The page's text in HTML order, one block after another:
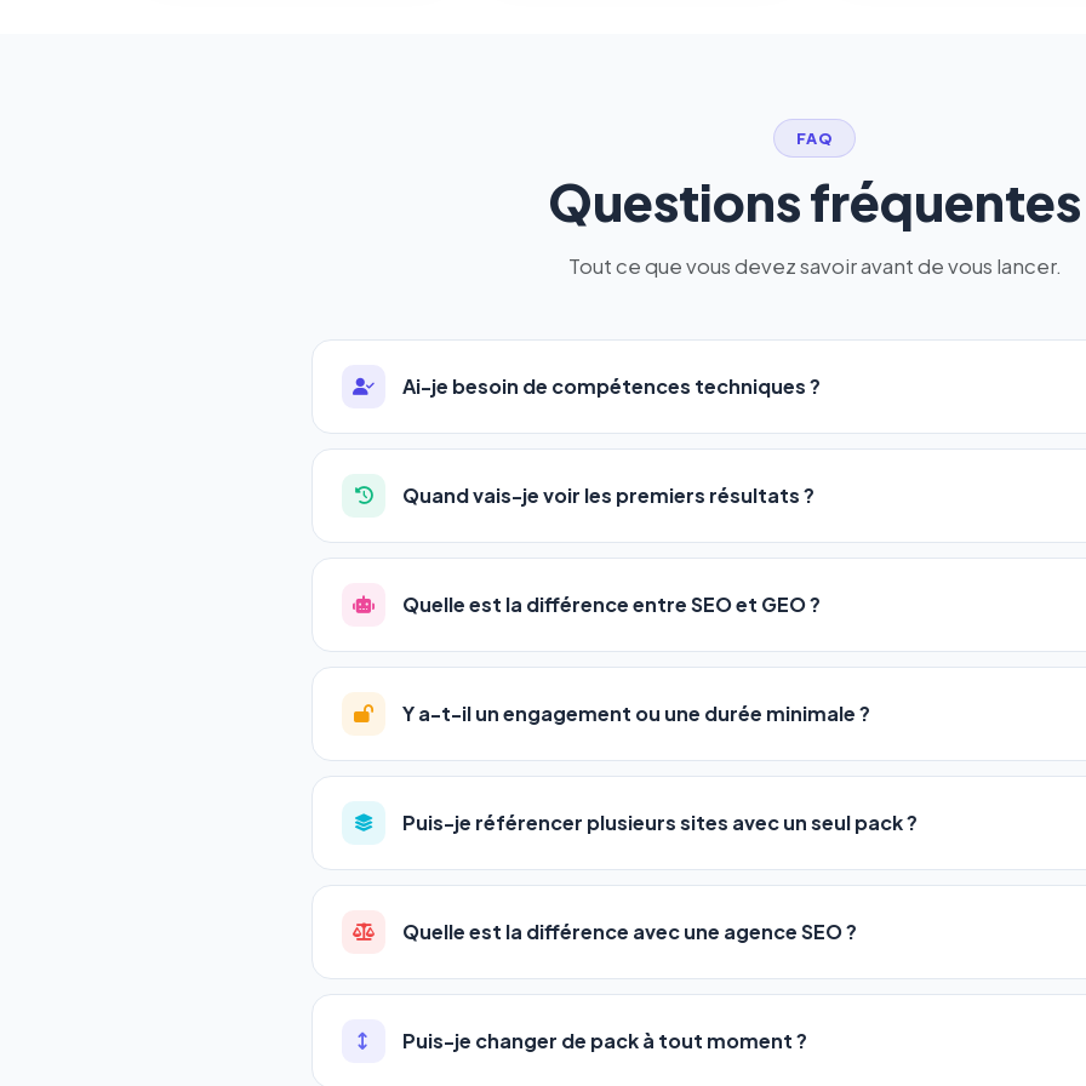
FAQ
Questions fréquentes
Tout ce que vous devez savoir avant de vous lancer.
Ai-je besoin de compétences techniques ?
Absolument pas. Notre logiciel a été conçu pour être accessible àtous les profils:
auto-entrepreneurs, PME ou agences. Pas de code, pas de configuration complexe —
l'adresse de votre site, décrivez votre activité, et le logiciel gère tout en automatique
Quand vais-je voir les premiers résultats ?
La plupart de nos utilisateurs observent une amélioration de leur positionnement en4
progression
votre tableau de bord.
Quelle est la différence entre SEO et GEO ?
LeSEO(Search Engine Optimization) vous positionne sur les moteurs classiques :
GEO(Generative Engine Optimization) va plus loin : il fait en sorte que les IA
Gemini et Perplexity
vous citent comme référence dans leurs réponses. Notre
deux simultanément et automatiquement.
Y a-t-il un engagement ou une durée minimale ?
Aucun engagement.Tous nos packs sont résiliables à tout moment, directement
en un clic, ou en nous contactant par téléphone (09 73 89 23 94) ou via le support en
pas de frais cachés. Votre liberté est totale.
Puis-je référencer plusieurs sites avec un seul pack ?
Oui ! Chaque pack couvre un nombre de sites différent :
Standard
•Pro→ jusqu'à 5 URLs
Agency→ jusqu'à 50 URLs
Quelle est la différence avec une agence SEO ?
Une agence SEO facture en moyenne entre500 et 3 000€/mois, sans garantie de
visibles en temps réel, un support humain inclus, et une couverture SEO + GEO que
Puis-je changer de pack à tout moment ?